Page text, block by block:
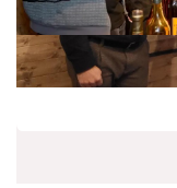
Artikel: